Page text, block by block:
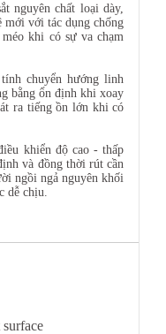
nguyên chất loại dày,
mới với tác dụng chống
khi có sự va chạm
chuyển hướng linh
bằng ổn định khi xoay
ra tiếng ồn lớn khi có
khiển độ cao - thấp
và đồng thời rút cần
ngồi ngả nguyên khối
dễ chịu.